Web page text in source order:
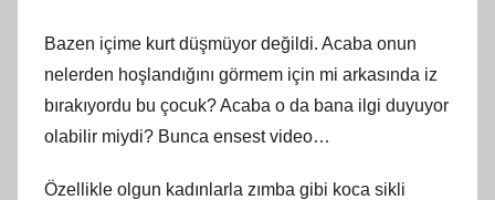
Bazen içime kurt düşmüyor değildi. Acaba onun
nelerden hoşlandığını görmem için mi arkasında iz
bırakıyordu bu çocuk? Acaba o da bana ilgi duyuyor
olabilir miydi? Bunca ensest video…
Özellikle olgun kadınlarla zımba gibi koca sikli